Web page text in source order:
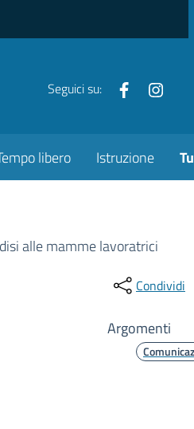
Seguici su: Facebook
libero Istruzione
alle mamme lavoratrici
Condividi
Argomenti